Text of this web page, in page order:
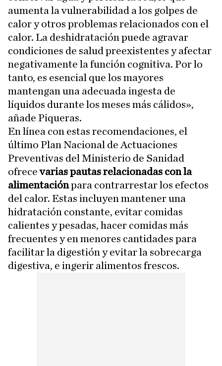
aumenta la vulnerabilidad a los golpes de
calor y otros problemas relacionados con el
calor. La deshidratación puede agravar
condiciones de salud preexistentes y afectar
negativamente la función cognitiva. Por lo
tanto, es esencial que los mayores
mantengan una adecuada ingesta de
líquidos durante los meses más cálidos»,
añade Piqueras.
En línea con estas recomendaciones, el
último Plan Nacional de Actuaciones
Preventivas del Ministerio de Sanidad
ofrecevarias pautas relacionadas con la
alimentaciónpara contrarrestar los efectos
del calor. Estas incluyen mantener una
hidratación constante, evitar comidas
calientes y pesadas, hacer comidas más
frecuentes y en menores cantidades para
facilitar la digestión y evitar la sobrecarga
digestiva, e ingerir alimentos frescos.